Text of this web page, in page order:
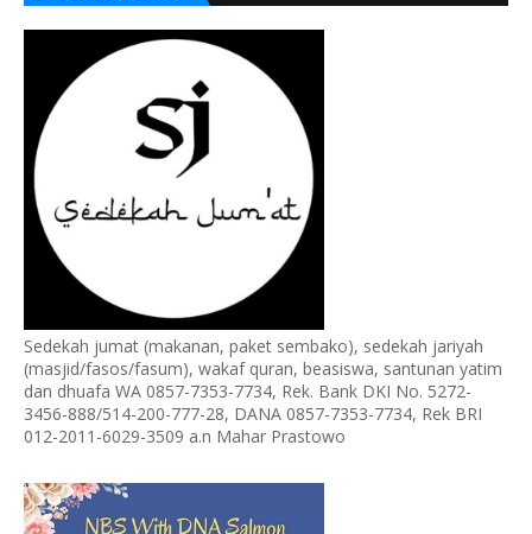
Sedekah jumat (makanan, paket sembako), sedekah jariyah
(masjid/fasos/fasum), wakaf quran, beasiswa, santunan yatim
dan dhuafa WA 0857-7353-7734, Rek. Bank DKI No. 5272-
3456-888/514-200-777-28, DANA 0857-7353-7734, Rek BRI
012-2011-6029-3509 a.n Mahar Prastowo